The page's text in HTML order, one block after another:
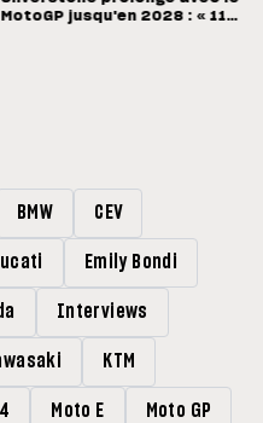
MotoGP jusqu'en 2028 : « 11
BMW CEV
Emily Bondi
Interviews
KTM
Moto E Moto GP